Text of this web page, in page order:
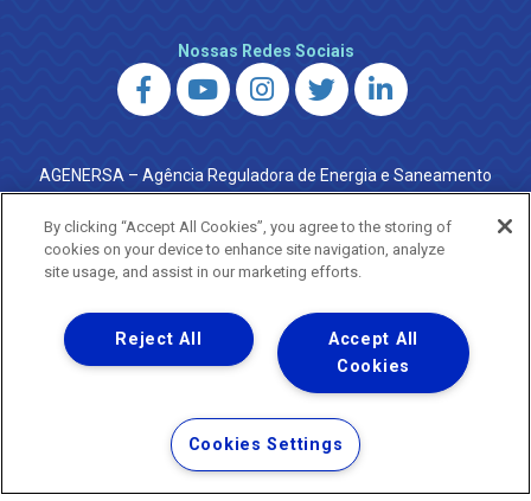
Nossas Redes Sociais
AGENERSA – Agência Reguladora de Energia e Saneamento
do Estado do Rio de Janeiro
0800 024 9040 · (21) 2332-6457 (WhatsApp) ·
ouvidoria@agenersa.rj.gov.br/ouvidoria.agenersa@gmail.com
·http://www.agenersa.rj.gov.br
Uma empresa
Copyright ® 2026 - Todos os Direitos Reservados.
Termos Gerais de Uso de Sites e Aplicativos
Política de Privacidade e Proteção de Dados
By clicking “Accept All Cookies”, you agree to the storing of
cookies on your device to enhance site navigation, analyze
site usage, and assist in our marketing efforts.
Accept All
Cookies
Reject All
Cookies Settings